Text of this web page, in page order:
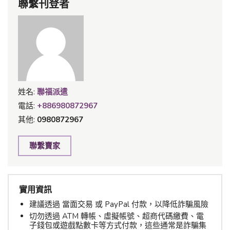
聯繫刊登者
姓名: 聯福派遣
電話: +886980872967
其他: 0980872967
聯繫賣家
實用資訊
建議透過 當面交易 或 PayPal 付款，以降低詐騙風險
切勿透過 ATM 轉帳、虛擬帳號、超商代碼繳費、電
子錢包或遊戲點數卡等方式付款，這些通常是詐騙集